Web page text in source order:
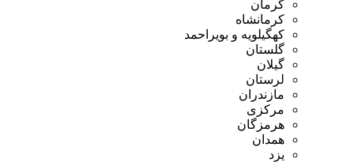
کرمان
کرمانشاه
کهگیلویه و بویراحمد
گلستان
گیلان
لرستان
مازندران
مرکزی
هرمزگان
همدان
یزد